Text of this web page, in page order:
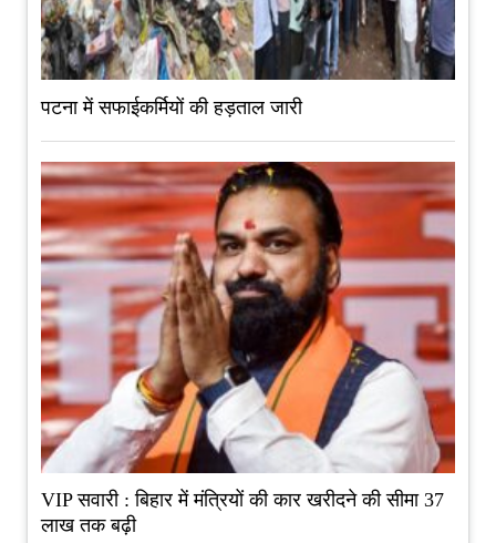
पटना में सफाईकर्मियों की हड़ताल जारी
VIP सवारी : बिहार में मंत्रियों की कार खरीदने की सीमा 37
लाख तक बढ़ी